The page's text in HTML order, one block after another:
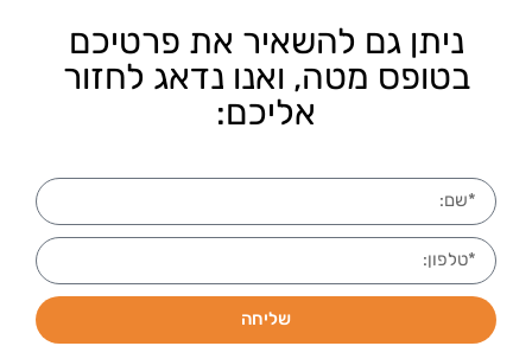
ניתן גם להשאיר את פרטיכם
בטופס מטה, ואנו נדאג לחזור
אליכם:
שליחה